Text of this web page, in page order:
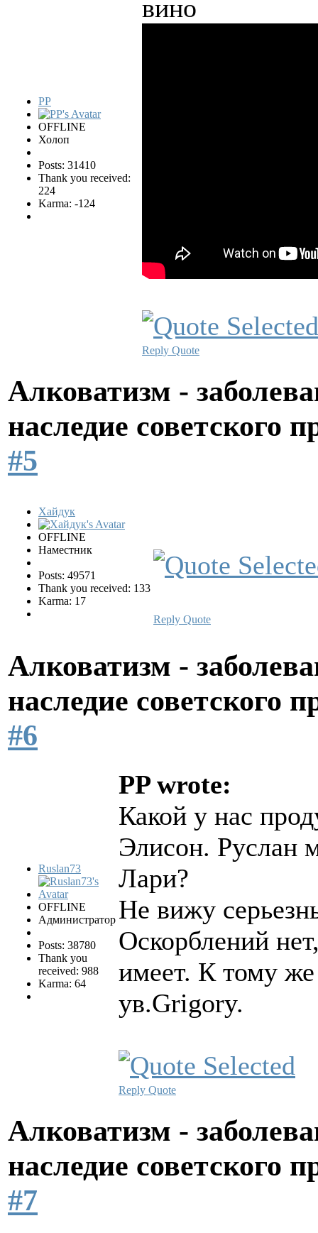
PP
OFFLINE
Холоп
Posts: 31410
Thank you received:
224
Karma: -124
вино
Reply Quote
Алковатизм -
наследие советского
#5
Хайдук
OFFLINE
Наместник
Posts: 49571
Thank you received: 133
Karma: 17
Reply Quote
Алковатизм -
наследие советского
#6
Ruslan73
OFFLINE
Администратор
Posts: 38780
Thank you
received: 988
Karma: 64
PP wrote:
Какой у нас
Элисон. Руслан
Лари?
Не вижу
Оскорблений
имеет. К тому же
ув.Grigory.
Reply Quote
Алковатизм -
наследие советского
#7